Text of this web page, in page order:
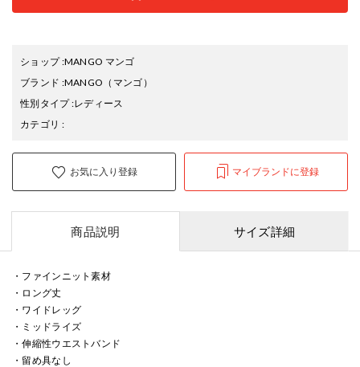
ショップ:MANGO マンゴ
ブランド :MANGO （マンゴ）
性別タイプ:レディース
カテゴリ :
お気に入り登録 マイブランドに登録
商品説明 サイズ詳細
・ファインニット素材
・ロング丈
・ワイドレッグ
・ミッドライズ
・伸縮性ウエストバンド
・留め具なし